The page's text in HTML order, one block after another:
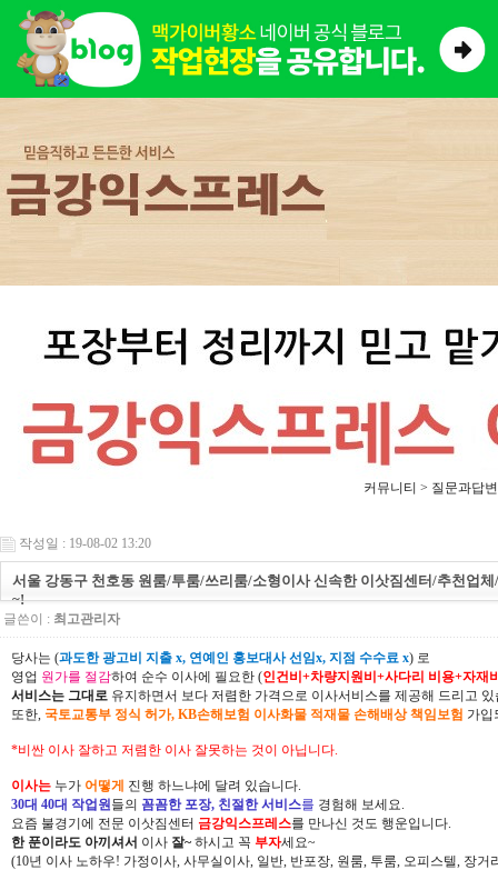
커뮤니티 > 질문과답변
작성일 : 19-08-02 13:20
서울 강동구 천호동 원룸/투룸/쓰리룸/소형이사 신속한 이삿짐센터/추천업
~!
글쓴이 : 최고관리자
당사는 (과도한 광고비 지출 x, 연예인 홍보대사 선임x, 지점 수수료 x) 로
영업 원가를 절감하여 순수 이사에 필요한 (인건비+차량지원비+사다리 비용+자재
서비스는 그대로 유지하면서 보다 저렴한 가격으로 이사서비스를 제공해 드리고 있
또한, 국토교통부 정식 허가, KB손해보험 이사화물 적재물 손해배상 책임보험 가입
*비싼 이사 잘하고 저렴한 이사 잘못하는 것이 아닙니다.
이사는 누가 어떻게 진행 하느냐에 달려 있습니다.
30대 40대 작업원들의 꼼꼼한 포장, 친절한 서비스를 경험해 보세요.
요즘 불경기에 전문 이삿짐센터 금강익스프레스를 만나신 것도 행운입니다.
한 푼이라도 아끼셔서 이사 잘~ 하시고 꼭 부자세요~
(10년 이사 노하우! 가정이사, 사무실이사, 일반, 반포장, 원룸, 투룸, 오피스텔, 장